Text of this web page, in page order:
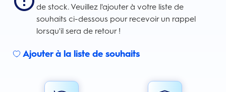
de stock. Veuillez l'ajouter à votre liste de
souhaits ci-dessous pour recevoir un rappel
lorsqu'il sera de retour !
Ajouter à la liste de souhaits
I agree to receive email alerts about this product.